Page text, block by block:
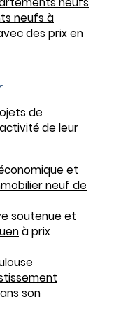
neufs à
des prix en
de
de leur
et
neuf de
soutenue et
à prix
son